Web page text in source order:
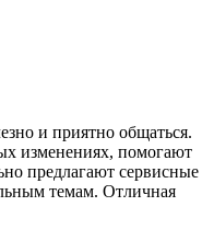
и приятно общаться.
изменениях, помогают
предлагают сервисные
темам. Отличная